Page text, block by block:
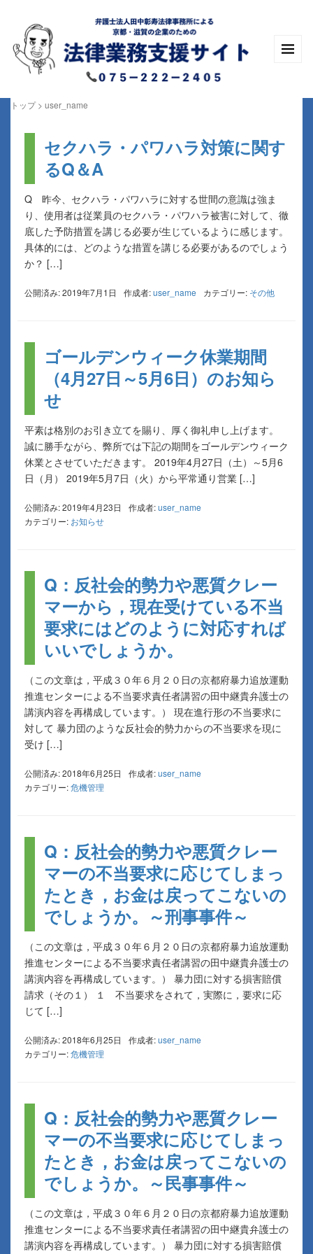
トップ> user_name
セクハラ・パワハラ対策に関す
るQ＆A
Q 昨今、セクハラ・パワハラに対する世間の意識は強ま
り、使用者は従業員のセクハラ・パワハラ被害に対して、徹
底した予防措置を講じる必要が生じているように感じます。
具体的には、どのような措置を講じる必要があるのでしょう
か？ […]
公開済み: 2019年7月1日 作成者:user_name カテゴリー: その他
ゴールデンウィーク休業期間
（4月27日～5月6日）のお知ら
せ
平素は格別のお引き立てを賜り、厚く御礼申し上げます。
誠に勝手ながら、弊所では下記の期間をゴールデンウィーク
休業とさせていただきます。 2019年4月27日（土）～5月6
日（月） 2019年5月7日（火）から平常通り営業 […]
公開済み: 2019年4月23日 作成者:user_name
カテゴリー: お知らせ
Q：反社会的勢力や悪質クレー
マーから，現在受けている不当
要求にはどのように対応すれば
いいでしょうか。
（この文章は，平成３０年６月２０日の京都府暴力追放運動
推進センターによる不当要求責任者講習の田中継貴弁護士の
講演内容を再構成しています。） 現在進行形の不当要求に
対して 暴力団のような反社会的勢力からの不当要求を現に
受け […]
公開済み: 2018年6月25日 作成者:user_name
カテゴリー:危機管理
Q：反社会的勢力や悪質クレー
マーの不当要求に応じてしまっ
たとき，お金は戻ってこないの
でしょうか。～刑事事件～
（この文章は，平成３０年６月２０日の京都府暴力追放運動
推進センターによる不当要求責任者講習の田中継貴弁護士の
講演内容を再構成しています。） 暴力団に対する損害賠償
請求（その１） １ 不当要求をされて，実際に，要求に応
じて […]
公開済み: 2018年6月25日 作成者:user_name
カテゴリー:危機管理
Q：反社会的勢力や悪質クレー
マーの不当要求に応じてしまっ
たとき，お金は戻ってこないの
でしょうか。～民事事件～
（この文章は，平成３０年６月２０日の京都府暴力追放運動
推進センターによる不当要求責任者講習の田中継貴弁護士の
講演内容を再構成しています。） 暴力団に対する損害賠償